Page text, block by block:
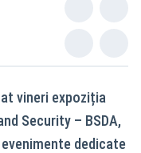
vineri expoziția
Security – BSDA,
dedicate